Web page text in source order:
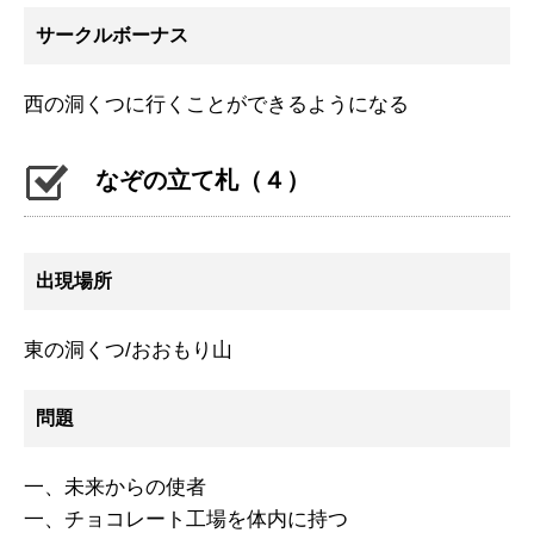
サークルボーナス
西の洞くつに行くことができるようになる
なぞの立て札（４）
出現場所
東の洞くつ/おおもり山
問題
一、未来からの使者
一、チョコレート工場を体内に持つ